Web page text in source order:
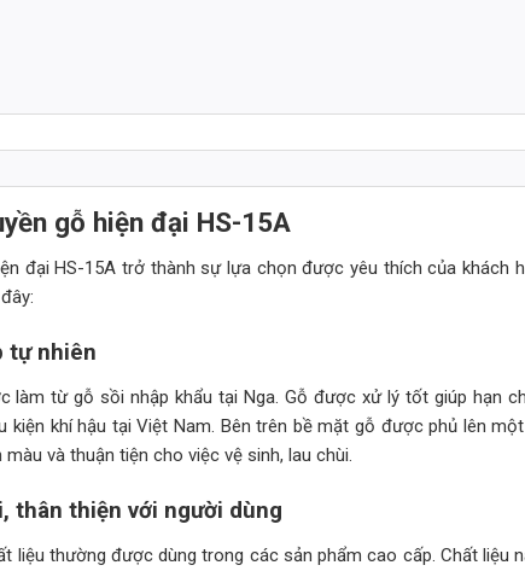
gỗ hiện đại HS-15A
đại HS-15A trở thành sự lựa chọn được yêu thích của khách
tự nhiên
làm từ gỗ sồi nhập khẩu tại Nga. Gỗ được xử lý tốt giúp hạn
khí hậu tại Việt Nam. Bên trên bề mặt gỗ được phủ lên
và thuận tiện cho việc vệ sinh, lau chùi.
thân thiện với người dùng
liệu thường được dùng trong các sản phẩm cao cấp. Chất liệu